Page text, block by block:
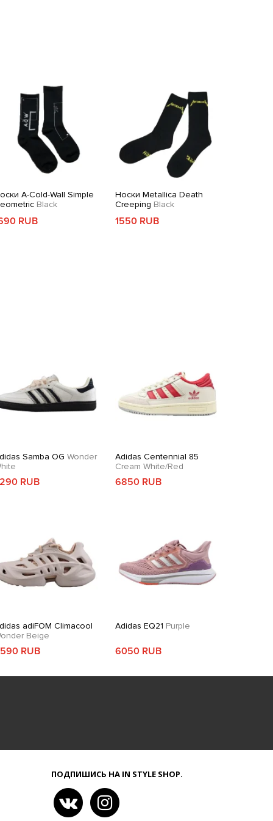
A-Cold-Wall Simple
Black
RUB
Носки Metallica Death
Creeping Black
1550 RUB
Samba OG Wonder
RUB
Adidas Centennial 85
Cream White/Red
6850 RUB
adiFOM Climacool
Beige
RUB
Adidas EQ21 Purple
6050 RUB
ПОДПИШИСЬ НА IN STYLE SHOP.